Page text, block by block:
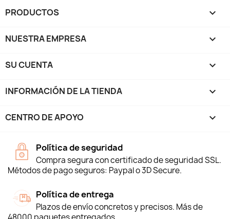
PRODUCTOS 
NUESTRA EMPRESA 
SU CUENTA 
INFORMACIÓN DE LA TIENDA keyboard_arrow_down
CENTRO DE APOYO 
Política de seguridad
Compra segura con certificado de seguridad SSL.
Métodos de pago seguros: Paypal o 3D Secure.
Política de entrega
Plazos de envío concretos y precisos. Más de